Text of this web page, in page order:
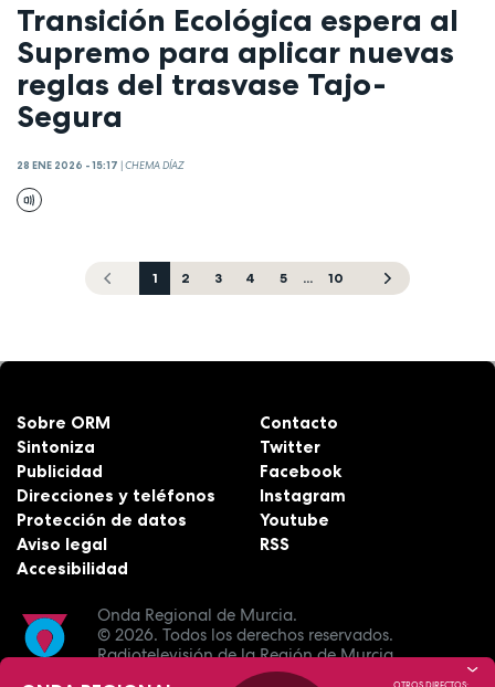
Transición Ecológica espera al
Supremo para aplicar nuevas
reglas del trasvase Tajo-
Segura
28 ENE 2026 - 15:17 |CHEMA DÍAZ
1 2 3 4 5 ... 10
Onda Regional de Murcia.
© 2026. Todos los derechos reservados.
Radiotelevisión de la Región de Murcia.
Sobre ORM
Sintoniza
Publicidad
Direcciones y teléfonos
Protección de datos
Aviso legal
Accesibilidad
Contacto
Twitter
Facebook
Instagram
Youtube
RSS
OTROS DIRECTOS: